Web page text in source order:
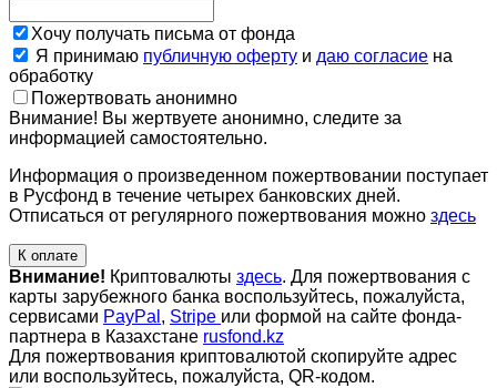
Хочу получать письма от фонда
Я принимаю публичную оферту и даю согласие на
обработку
Пожертвовать анонимно
Внимание! Вы жертвуете анонимно, следите за
информацией самостоятельно.
Информация о произведенном пожертвовании поступает
в Русфонд в течение четырех банковских дней.
Отписаться от регулярного пожертвования можно здесь
К оплате
Внимание! Криптовалюты здесь. Для пожертвования с
карты зарубежного банка воспользуйтесь, пожалуйста,
сервисами PayPal , Stripe или формой на сайте фонда-
партнера в Казахстане rusfond.kz
Для пожертвования криптовалютой скопируйте адрес
или воспользуйтесь, пожалуйста, QR-кодом.